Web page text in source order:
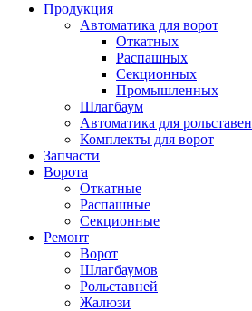
Продукция
Автоматика для ворот
Откатных
Распашных
Секционных
Промышленных
Шлагбаум
Автоматика для рольставен
Комплекты для ворот
Запчасти
Ворота
Откатные
Распашные
Секционные
Ремонт
Ворот
Шлагбаумов
Рольставней
Жалюзи